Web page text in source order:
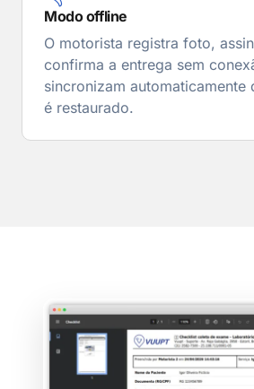
Modo offline
O motorista registra foto,
confirma a entrega sem
sincronizam automaticamente
é restaurado.